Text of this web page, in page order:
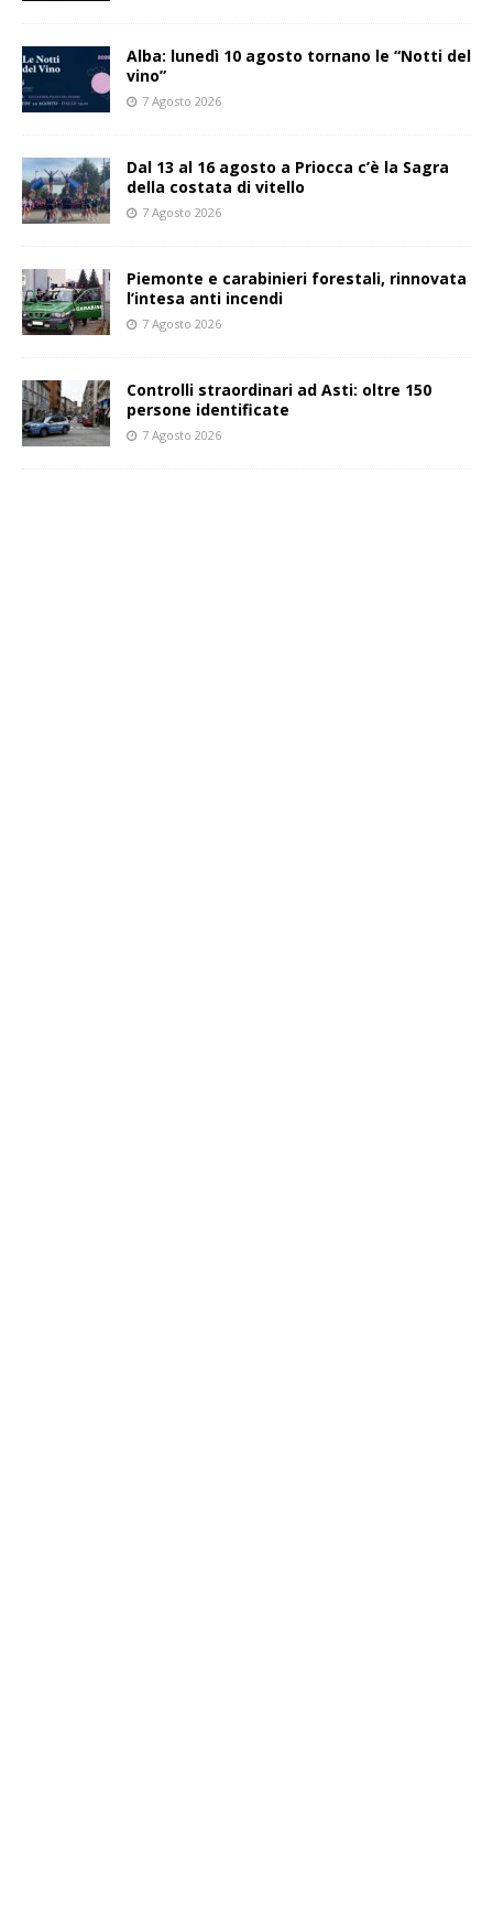
Alba: lunedì 10 agosto tornano le “Notti del
vino”
7 Agosto 2026
Dal 13 al 16 agosto a Priocca c’è la Sagra
della costata di vitello
7 Agosto 2026
Piemonte e carabinieri forestali, rinnovata
l’intesa anti incendi
7 Agosto 2026
Controlli straordinari ad Asti: oltre 150
persone identificate
7 Agosto 2026